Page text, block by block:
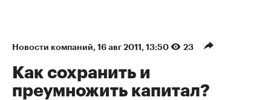
Новости компаний⁠, 16 авг 2011, 13:50 23
Как сохранить и
преумножить капитал?